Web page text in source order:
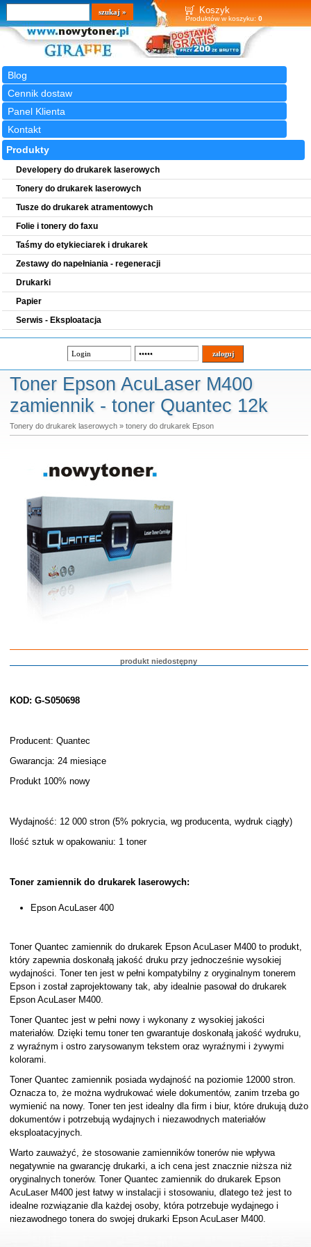
Koszyk
Produktów w koszyku: 0
Blog
Cennik dostaw
Panel Klienta
Kontakt
Wyszukiwarka
szukaj
Produkty
Developery do drukarek laserowych
Tonery do drukarek laserowych
Tusze do drukarek atramentowych
Folie i tonery do faxu
Taśmy do etykieciarek i drukarek
Zestawy do napełniania - regeneracji
Drukarki
Papier
Serwis - Eksploatacja
Toner Epson AcuLaser M400
zamiennik - toner Quantec 12k
Tonery do drukarek laserowych» tonery do drukarek Epson
produkt niedostępny
KOD: G-S050698
Producent: Quantec
Gwarancja: 24 miesiące
Produkt 100% nowy
Wydajność: 12 000 stron (5% pokrycia, wg producenta, wydruk ciągły)
Ilość sztuk w opakowaniu: 1 toner
Toner zamiennik do drukarek laserowych:
Epson AcuLaser 400
Toner Quantec zamiennik do drukarek Epson AcuLaser M400 to produkt,
który zapewnia doskonałą jakość druku przy jednocześnie wysokiej
wydajności. Toner ten jest w pełni kompatybilny z oryginalnym tonerem
Epson i został zaprojektowany tak, aby idealnie pasował do drukarek
Epson AcuLaser M400.
Toner Quantec jest w pełni nowy i wykonany z wysokiej jakości
materiałów. Dzięki temu toner ten gwarantuje doskonałą jakość wydruku,
z wyraźnym i ostro zarysowanym tekstem oraz wyraźnymi i żywymi
kolorami.
Toner Quantec zamiennik posiada wydajność na poziomie 12000 stron.
Oznacza to, że można wydrukować wiele dokumentów, zanim trzeba go
wymienić na nowy. Toner ten jest idealny dla firm i biur, które drukują dużo
dokumentów i potrzebują wydajnych i niezawodnych materiałów
eksploatacyjnych.
Warto zauważyć, że stosowanie zamienników tonerów nie wpływa
negatywnie na gwarancję drukarki, a ich cena jest znacznie niższa niż
oryginalnych tonerów. Toner Quantec zamiennik do drukarek Epson
AcuLaser M400 jest łatwy w instalacji i stosowaniu, dlatego też jest to
idealne rozwiązanie dla każdej osoby, która potrzebuje wydajnego i
niezawodnego tonera do swojej drukarki Epson AcuLaser M400.